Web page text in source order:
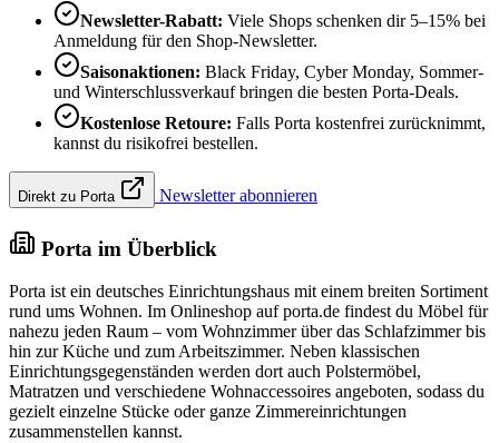
Newsletter-Rabatt: Viele Shops schenken dir 5–15% bei
Anmeldung für den Shop-Newsletter.
Saisonaktionen: Black Friday, Cyber Monday, Sommer-
und Winterschlussverkauf bringen die besten Porta-Deals.
Kostenlose Retoure: Falls Porta kostenfrei zurücknimmt,
kannst du risikofrei bestellen.
Direkt zu Porta Newsletter abonnieren
Porta im Überblick
Porta ist ein deutsches Einrichtungshaus mit einem breiten Sortiment
rund ums Wohnen. Im Onlineshop auf porta.de findest du Möbel für
nahezu jeden Raum – vom Wohnzimmer über das Schlafzimmer bis
hin zur Küche und zum Arbeitszimmer. Neben klassischen
Einrichtungsgegenständen werden dort auch Polstermöbel,
Matratzen und verschiedene Wohnaccessoires angeboten, sodass du
gezielt einzelne Stücke oder ganze Zimmereinrichtungen
zusammenstellen kannst.